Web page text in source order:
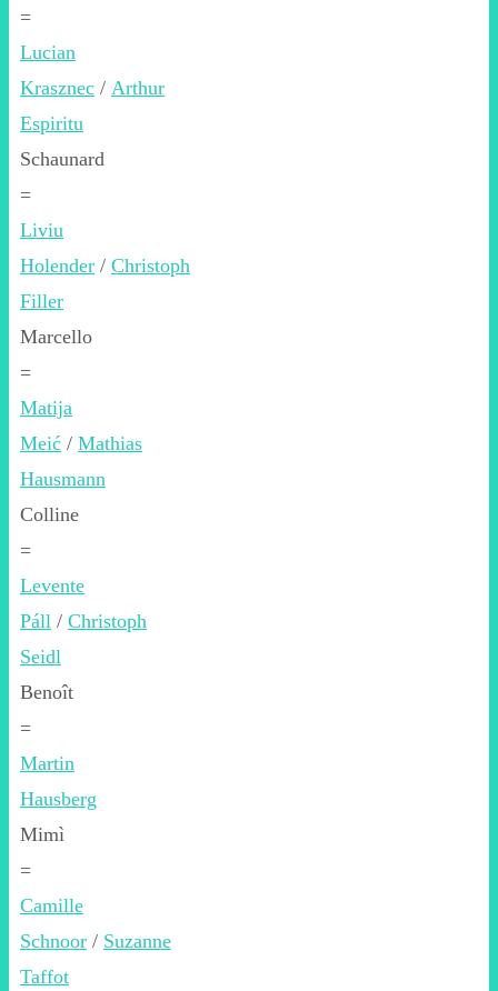
=
Lucian
Krasznec / Arthur
Espiritu
Schaunard
=
Liviu
Holender / Christoph
Filler
Marcello
=
Matija
Meić / Mathias
Hausmann
Colline
=
Levente
Páll / Christoph
Seidl
Benoît
=
Martin
Hausberg
Mimì
=
Camille
Schnoor / Suzanne
Taffot